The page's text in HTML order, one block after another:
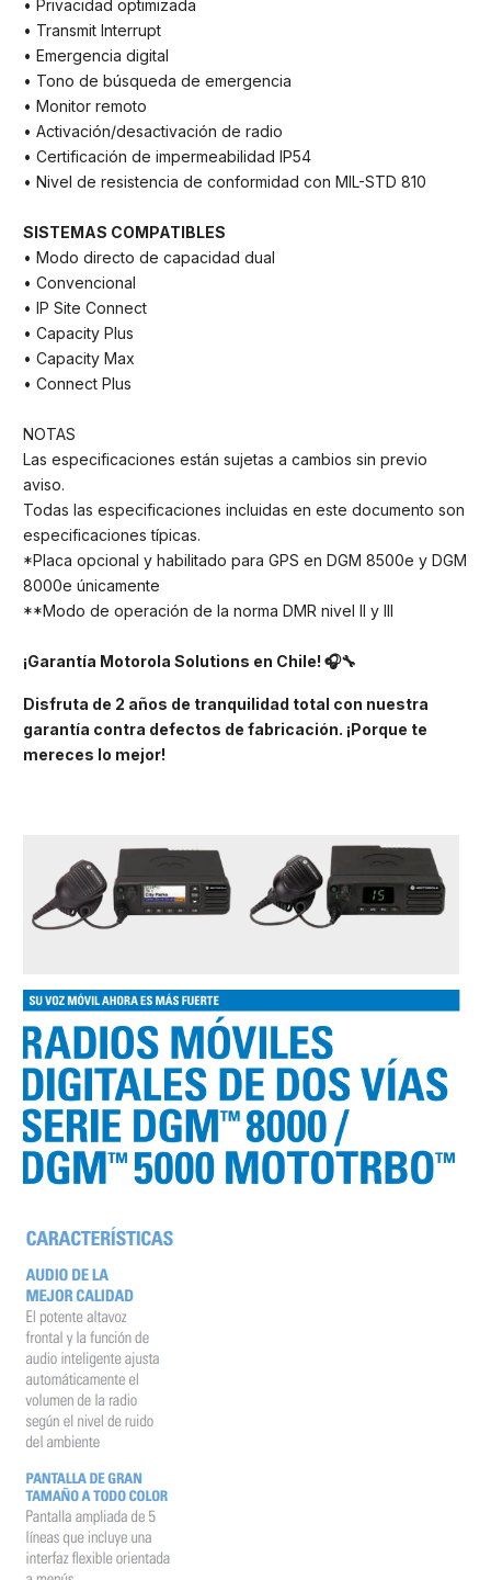
• Privacidad optimizada
• Transmit Interrupt
• Emergencia digital
• Tono de búsqueda de emergencia
• Monitor remoto
• Activación/desactivación de radio
• Certificación de impermeabilidad IP54
• Nivel de resistencia de conformidad con MIL-STD 810
SISTEMAS COMPATIBLES
• Modo directo de capacidad dual
• Convencional
• IP Site Connect
• Capacity Plus
• Capacity Max
• Connect Plus
NOTAS
Las especificaciones están sujetas a cambios sin previo
aviso.
Todas las especificaciones incluidas en este documento son
especificaciones típicas.
*Placa opcional y habilitado para GPS en DGM 8500e y DGM
8000e únicamente
**Modo de operación de la norma DMR nivel II y III
¡Garantía Motorola Solutions en Chile! 🎧🔧
Disfruta de 2 años de tranquilidad total con nuestra
garantía contra defectos de fabricación. ¡Porque te
mereces lo mejor!